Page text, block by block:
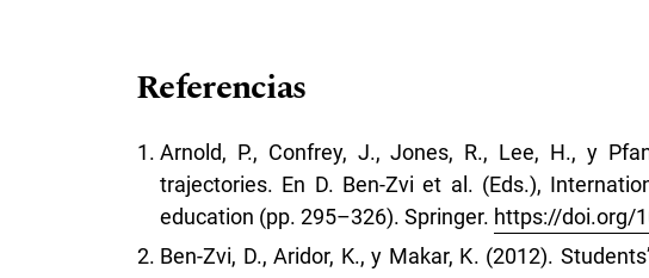
Referencias
Arnold, P., Confrey, J., Jones, R., Lee, H., y
trajectories. En D. Ben-Zvi et al. (Eds.),
education (pp. 295–326). Springer. https://doi.org/
Ben-Zvi, D., Aridor, K., y Makar, K. (2012).